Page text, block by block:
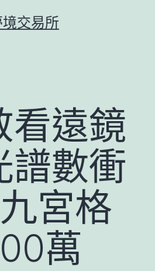
境交易所
看遠鏡
譜數衝
宮格
萬